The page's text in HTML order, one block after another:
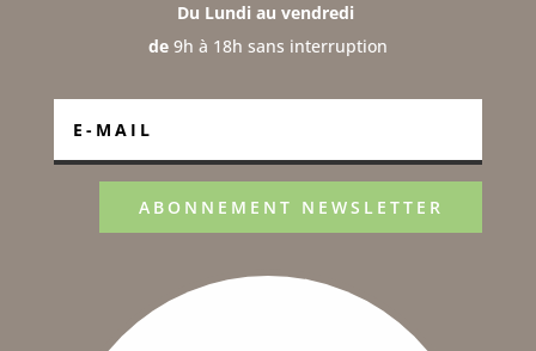
Du Lundi au vendredi
de9h à 18h sans interruption
ABONNEMENT NEWSLETTER